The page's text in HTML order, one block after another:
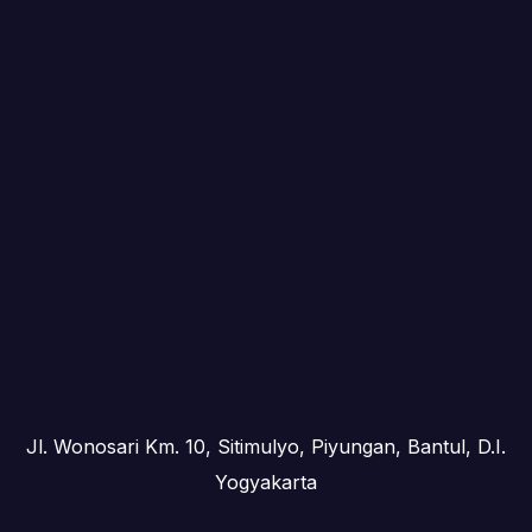
Jl. Wonosari Km. 10, Sitimulyo, Piyungan, Bantul, D.I.
Yogyakarta